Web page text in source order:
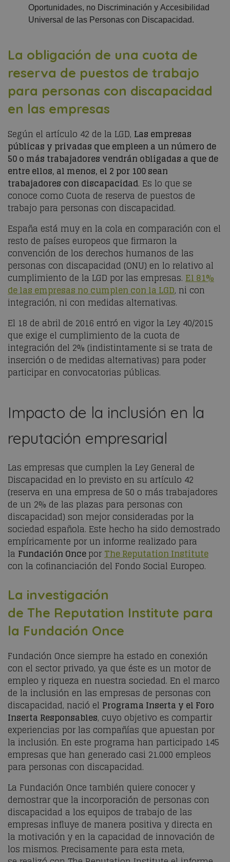
Oportunidades, no Discriminación y Accesibilidad
Universal de las Personas con Discapacidad.
La obligación de una cuota de
reserva de puestos de trabajo
para personas con discapacidad
en las empresas
Según el artículo 42 de la LGD, Las empresas
públicas y privadas que empleen a un número de
50 o más trabajadores vendrán obligadas a que de
entre ellos, al menos, el 2 por 100 sean
trabajadores con discapacidad. Es lo que se
conoce como Cuota de reserva de puestos de
trabajo para personas con discapacidad.
España está muy en la cola en comparación con el
resto de países europeos que firmaron la
convención de los derechos humanos de las
personas con discapacidad (ONU) en lo relativo al
cumplimiento de la LGD por las empresas. El 81%
de las empresas no cumplen con la LGD, ni con
integración, ni con medidas alternativas.
El 18 de abril de 2016 entró en vigor la Ley 40/2015
que exige el cumplimiento de la cuota de
integración del 2% (indistintamente si se trata de
inserción o de medidas alternativas) para poder
participar en convocatorias públicas.
Impacto de la inclusión en la
reputación empresarial
Las empresas que cumplen la Ley General de
Discapacidad en lo previsto en su artículo 42
(reserva en una empresa de 50 o más trabajadores
de un 2% de las plazas para personas con
discapacidad) son mejorconsideradas por la
sociedad española. Este hecho ha sido demostrado
empíricamente por un informe realizado para
la Fundación OnceporTheReputationInstitute
con la cofinanciación del Fondo Social Europeo.
La investigación
de The Reputation Institute para
la Fundación Once
Fundación Once siempre ha estado en conexión
con el sector privado, ya que éste es un motor de
empleo y riqueza en nuestra sociedad. En el marco
de la inclusión en las empresas de personas con
discapacidad, nació el Programa Inserta y el Foro
Inserta Responsables, cuyo objetivo es compartir
experiencias por las compañías que apuestan por
la inclusión. En este programa han participado 145
empresas que han generado casi 21.000 empleos
para personas con discapacidad.
La Fundación Once también quiere conocer y
demostrar que la incorporación de personas con
discapacidad a los equipos de trabajo de las
empresas influye de manera positiva y directa en
la motivación y en la capacidad de innovación de
los mismos. Precisamente para esta meta,